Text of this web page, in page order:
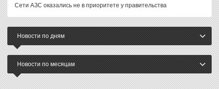
Сети АЗС оказались не в приоритете у правительства
Новости по дням
Новости по месяцам